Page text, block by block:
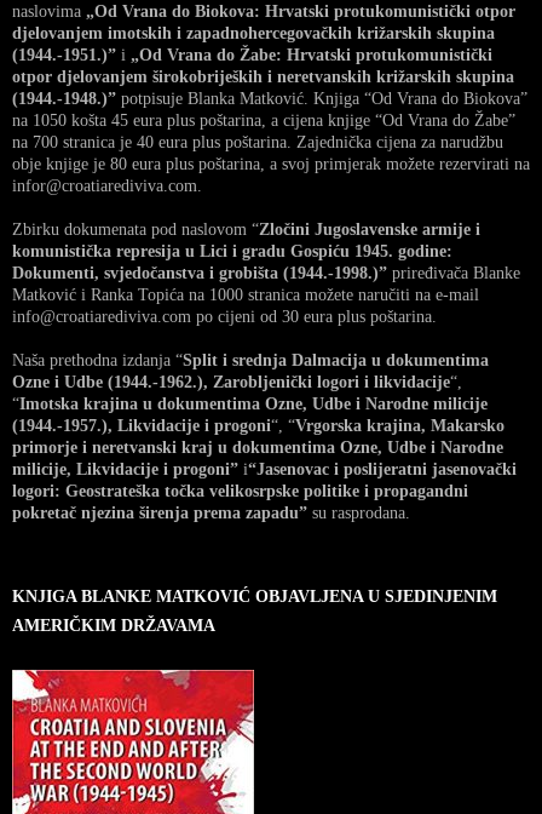
naslovima „Od Vrana do Biokova: Hrvatski protukomunistički otpor
djelovanjem imotskih i zapadnohercegovačkih križarskih skupina
(1944.-1951.)” i „Od Vrana do Žabe: Hrvatski protukomunistički
otpor djelovanjem širokobrijeških i neretvanskih križarskih skupina
(1944.-1948.)” potpisuje Blanka Matković. Knjiga “Od Vrana do Biokova”
na 1050 košta 45 eura plus poštarina, a cijena knjige “Od Vrana do Žabe”
na 700 stranica je 40 eura plus poštarina. Zajednička cijena za narudžbu
obje knjige je 80 eura plus poštarina, a svoj primjerak možete rezervirati na
infor@croatiarediviva.com.
Zbirku dokumenata pod naslovom “Zločini Jugoslavenske armije i
komunistička represija u Lici i gradu Gospiću 1945. godine:
Dokumenti, svjedočanstva i grobišta (1944.-1998.)” priređivača Blanke
Matković i Ranka Topića na 1000 stranica možete naručiti na e-mail
info@croatiarediviva.com po cijeni od 30 eura plus poštarina.
Naša prethodna izdanja “Split i srednja Dalmacija u dokumentima
Ozne i Udbe (1944.-1962.), Zarobljenički logori i likvidacije“,
“Imotska krajina u dokumentima Ozne, Udbe i Narodne milicije
(1944.-1957.), Likvidacije i progoni“, “Vrgorska krajina, Makarsko
primorje i neretvanski kraj u dokumentima Ozne, Udbe i Narodne
milicije, Likvidacije i progoni” i“Jasenovac i poslijeratni jasenovački
logori: Geostrateška točka velikosrpske politike i propagandni
pokretač njezina širenja prema zapadu” su rasprodana.
KNJIGA BLANKE MATKOVIĆ OBJAVLJENA U SJEDINJENIM
AMERIČKIM DRŽAVAMA